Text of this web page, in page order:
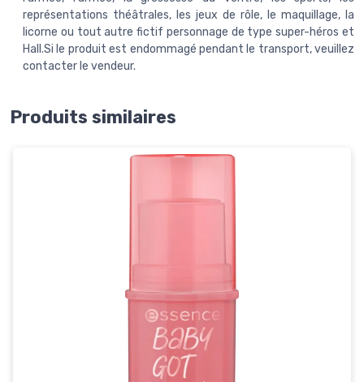
représentations théâtrales, les jeux de rôle, le maquillage, la
licorne ou tout autre fictif personnage de type super-héros et
Hall.Si le produit est endommagé pendant le transport, veuillez
contacter le vendeur.
Produits similaires